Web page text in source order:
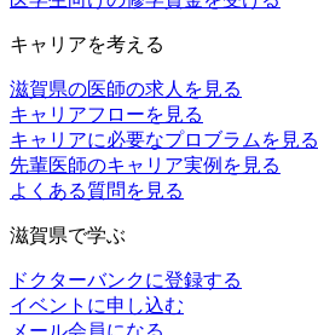
キャリアを考える
滋賀県の医師の求人を見る
キャリアフローを見る
キャリアに必要なプロブラムを見る
先輩医師のキャリア実例を見る
よくある質問を見る
滋賀県で学ぶ
ドクターバンクに登録する
イベントに申し込む
メール会員になる